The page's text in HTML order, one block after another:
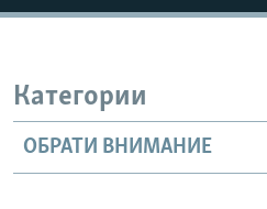
Категории
ОБРАТИ ВНИМАНИЕ